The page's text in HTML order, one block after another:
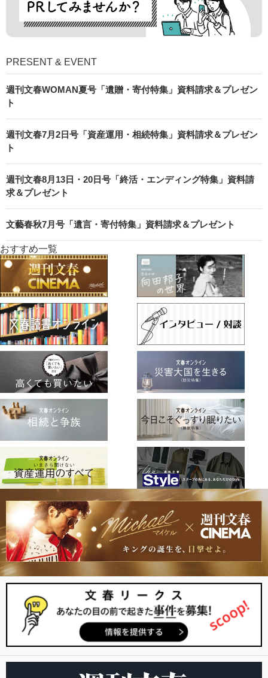
PRESENT & EVENT
週刊文春WOMAN夏号「遺贈・寄付特集」資料請求＆プレゼン
ト
週刊文春7月2日号「資産運用・相続特集」資料請求＆プレゼン
ト
週刊文春8月13日・20日号「終活・エンディング特集」資料請
求＆プレゼント
文藝春秋7月号「遺言・寄付特集」資料請求＆プレゼント
おすすめ一覧